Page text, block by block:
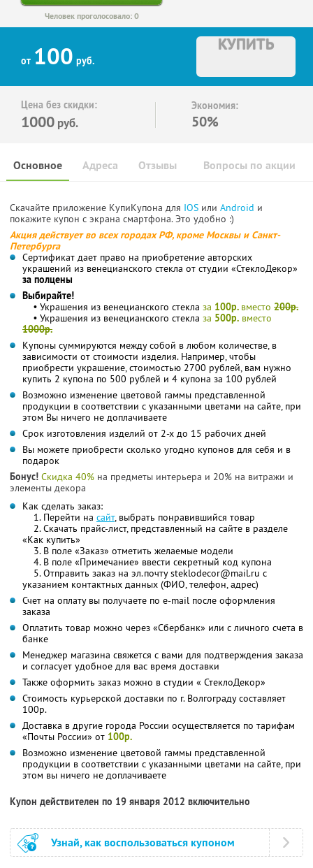
Человек проголосовало: 0
от 100 руб.
КУПИТЬ
Цена без скидки:
1000 руб.
Экономия:
50%
Основное Отзывы Вопросы по акции
Адреса
Скачайте приложение КупиКупона для IOS или Android и
покажите купон с экрана смартфона. Это удобно :)
Акция действует во всех городах РФ, кроме Москвы и Санкт-
Петербурга
Сертификат дает право на приобретение авторских
украшений из венецианского стекла от студии «СтеклоДекор»
за полцены
Выбирайте!
• Украшения из венецианского стекла за 100р. вместо 200р.
• Украшения из венецианского стекла за 500р. вместо
1000р.
Купоны суммируются между собой в любом количестве, в
зависимости от стоимости изделия. Например, чтобы
приобрести украшение, стоимостью 2700 рублей, вам нужно
купить 2 купона по 500 рублей и 4 купона за 100 рублей
Возможно изменение цветовой гаммы представленной
продукции в соответствии с указанными цветами на сайте, при
этом Вы ничего не доплачиваете
Срок изготовления изделий от 2-х до 15 рабочих дней
Вы можете приобрести сколько угодно купонов для себя и в
подарок
Бонус! Скидка 40% на предметы интерьера и 20% на витражи и
элементы декора
Как сделать заказ:
1. Перейти на сайт, выбрать понравившийся товар
2. Скачать прайс-лист, представленный на сайте в разделе
«Как купить»
3. В поле «Заказ» отметить желаемые модели
4. В поле «Примечание» ввести секретный код купона
5. Отправить заказ на эл.почту steklodecor@mail.ru с
указанием контактных данных (ФИО, телефон, адрес)
Счет на оплату вы получаете по e-mail после оформления
заказа
Оплатить товар можно через «Сбербанк» или с личного счета в
банке
Менеджер магазина свяжется с вами для подтверждения заказа
и согласует удобное для вас время доставки
Также оформить заказ можно в студии « СтеклоДекор»
Стоимость курьерской доставки по г. Волгограду составляет
100р.
Доставка в другие города России осуществляется по тарифам
«Почты России» от 100р.
Возможно изменение цветовой гаммы представленной
продукции в соответствии с указанными цветами на сайте, при
этом вы ничего не доплачиваете
Купон действителен по 19 января 2012 включительно
Узнай, как воспользоваться купоном